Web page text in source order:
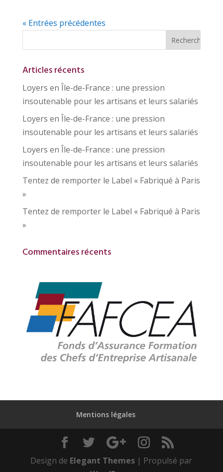
« Entrées précédentes
Articles récents
Loyers en Île-de-France : une pression
insoutenable pour les artisans et leurs salariés
Loyers en Île-de-France : une pression
insoutenable pour les artisans et leurs salariés
Loyers en Île-de-France : une pression
insoutenable pour les artisans et leurs salariés
Tentez de remporter le Label « Fabriqué à Paris
»
Tentez de remporter le Label « Fabriqué à Paris
»
Commentaires récents
Mentions légales
Design de Elegant Themes | Propulsé par